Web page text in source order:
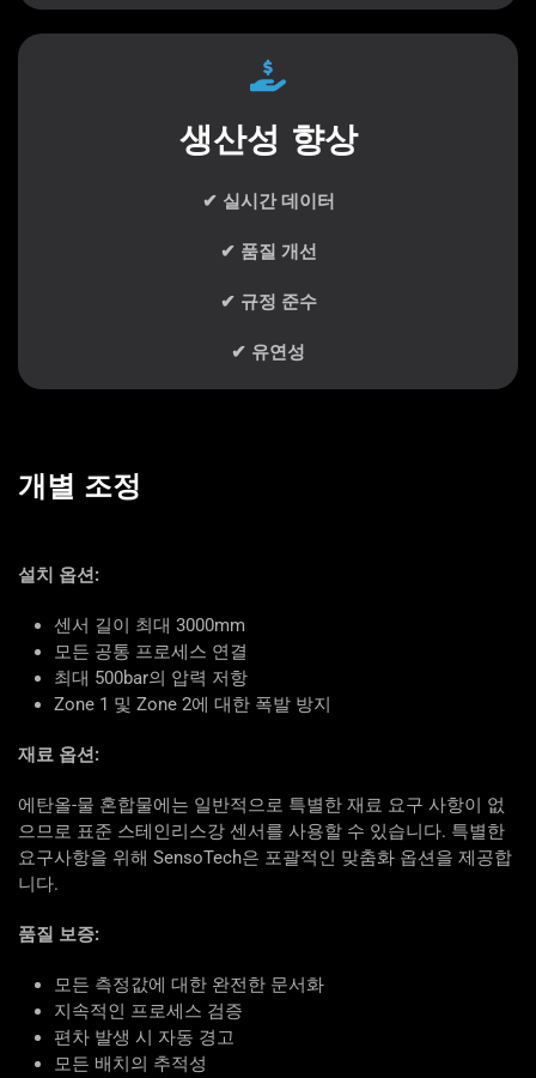
생산성 향상
✔ 실시간 데이터
✔ 품질 개선
✔ 규정 준수
✔ 유연성
개별 조정
설치 옵션:
센서 길이 최대 3000mm
모든 공통 프로세스 연결
최대 500bar의 압력 저항
Zone 1 및 Zone 2에 대한 폭발 방지
재료 옵션:
에탄올-물 혼합물에는 일반적으로 특별한 재료 요구 사항이 없
으므로 표준 스테인리스강 센서를 사용할 수 있습니다. 특별한
요구사항을 위해 SensoTech은 포괄적인 맞춤화 옵션을 제공합
니다.
품질 보증:
모든 측정값에 대한 완전한 문서화
지속적인 프로세스 검증
편차 발생 시 자동 경고
모든 배치의 추적성